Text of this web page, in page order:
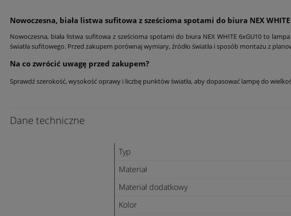
Nowoczesna, biała listwa sufitowa z sześcioma spotami do biura NEX WHITE
Nowoczesna, biała listwa sufitowa z sześcioma spotami do biura NEX WHITE 6xGU10 to
światła sufitowego. Przed zakupem porównaj wymiary, źródło światła i sposób montażu z
Na co zwrócić uwagę przed zakupem?
Sprawdź szerokość, wysokość oprawy i liczbę punktów światła, aby dopasować lampę do
Dane techniczne
Typ
Materiał
Materiał dodatkowy
Kolor